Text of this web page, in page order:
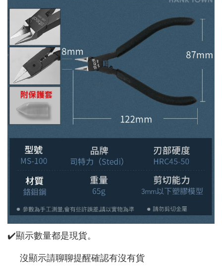
✔️顯示數量都是現貨。
沒顯示請聊聊提醒確認有沒有貨